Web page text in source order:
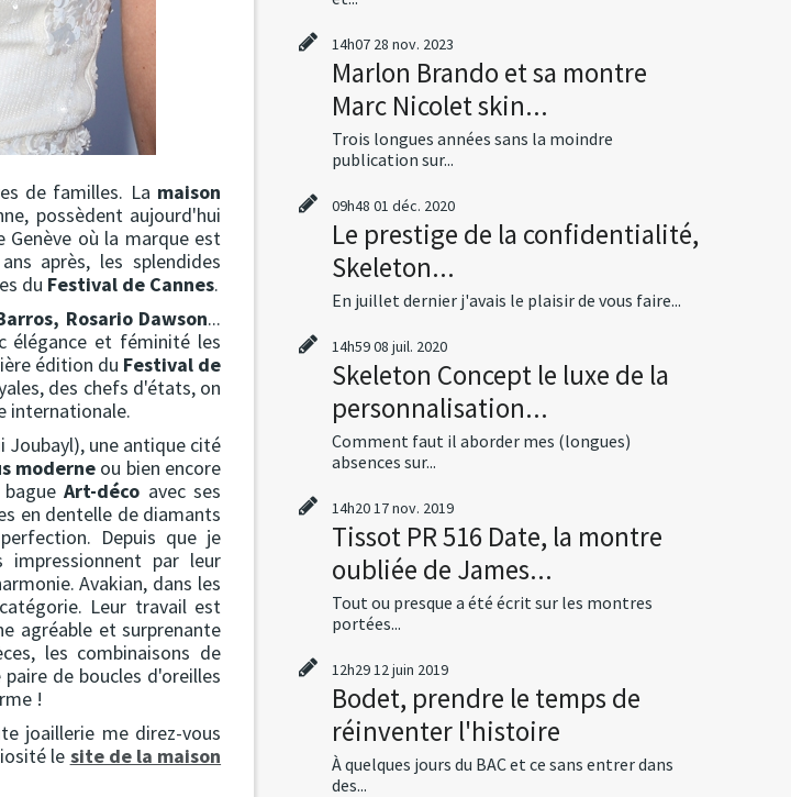
de familles. La maison
possèdent aujourd'hui
Genève où la marque est
après, les splendides
du Festival de Cannes.
Rosario Dawson...
élégance et féminité les
édition du Festival de
des chefs d'états, on
internationale.
Joubayl), une antique cité
moderne ou bien encore
bagueArt-déco avec ses
en dentelle de diamants
Depuis que je
par leur
Avakian, dans les
Leur travail est
agréable et surprenante
les combinaisons de
de boucles d'oreilles
!
joaillerie me direz-vous
le site de la maison
14h07 28 nov. 2023
Marlon Brando et sa montre
Marc Nicolet skin...
Trois longues années sans la moindre
publication sur...
09h48 01 déc. 2020
Le prestige de la confidentialité,
Skeleton...
En juillet dernier j'avais le plaisir de vous faire...
14h5908 juil. 2020
Skeleton Concept le luxe de la
personnalisation...
Comment faut il aborder mes (longues)
absences sur...
14h2017nov. 2019
Tissot PR 516 Date, la montre
oubliée de James...
Tout ou presque a été écrit sur les montres
portées...
12h2912juin 2019
Bodet, prendre le temps de
réinventer l'histoire
À quelques jours du BAC et ce sans entrer dans
des...